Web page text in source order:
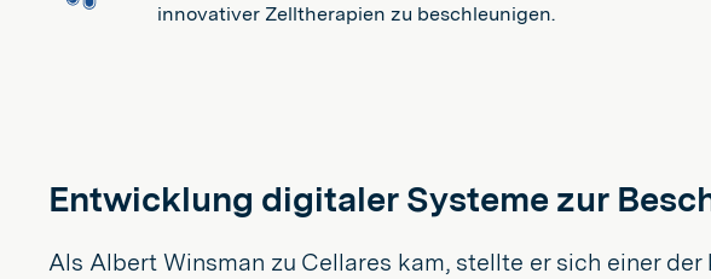
innovativer Zelltherapien zu beschleunigen.
Entwicklung digitaler Systeme zur
Als Albert Winsman zu Cellares kam, stellte er sich einer